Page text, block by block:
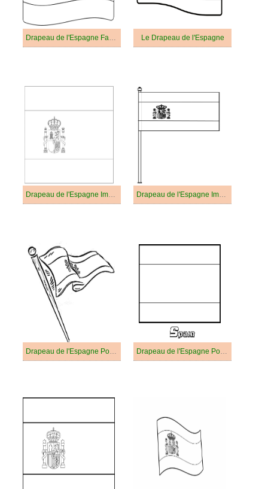
Drapeau de l'Espagne Facile Le Drapeau de l'Espagne
Drapeau de l'Espagne Imprimable Pour les Enfants Drapeau de l'Espagne Imprimable
Drapeau de l'Espagne Pour Enfants Drapeau de l'Espagne Pour les Enfants